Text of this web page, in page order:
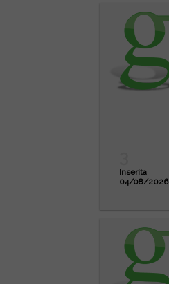
Inserita
04/08/2026